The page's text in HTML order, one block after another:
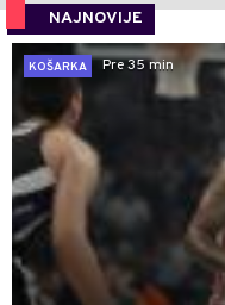
NAJNOVIJE
KOŠARKA
Pre 35 min